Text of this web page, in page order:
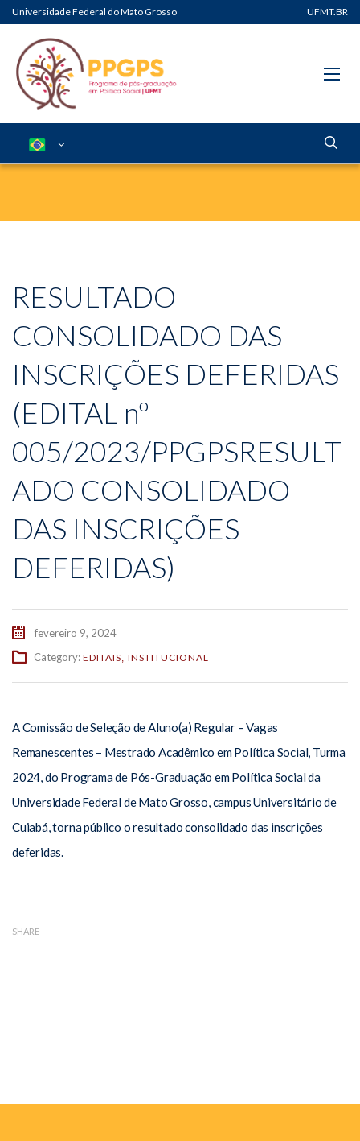
Universidade Federal do Mato Grosso UFMT.BR
RESULTADO
CONSOLIDADO DAS
INSCRIÇÕES DEFERIDAS
(EDITAL nº
005/2023/PPGPSRESULT
ADO CONSOLIDADO
DAS INSCRIÇÕES
DEFERIDAS)
fevereiro 9, 2024
Category: EDITAIS, INSTITUCIONAL
A Comissão de Seleção de Aluno(a) Regular – Vagas
Remanescentes – Mestrado Acadêmico em Política Social, Turma
2024, do Programa de Pós-Graduação em Política Social da
Universidade Federal de Mato Grosso, campus Universitário de
Cuiabá, torna público o resultado consolidado das inscrições
deferidas.
SHARE